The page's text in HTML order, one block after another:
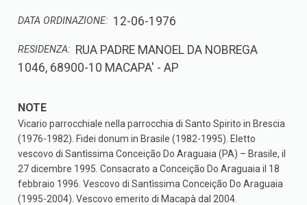
DATA ORDINAZIONE: 12-06-1976
RESIDENZA: RUA PADRE MANOEL DA NOBREGA
1046, 68900-10 MACAPA' - AP
Vicario parrocchiale nella parrocchia di Santo Spirito in Brescia
(1976-1982). Fidei donum in Brasile (1982-1995). Eletto
vescovo di Santìssima Conceição Do Araguaia (PA) – Brasile, il
27 dicembre 1995. Consacrato a Conceição Do Araguaia il 18
febbraio 1996. Vescovo di Santìssima Conceição Do Araguaia
(1995-2004). Vescovo emerito di Macapà dal 2004.